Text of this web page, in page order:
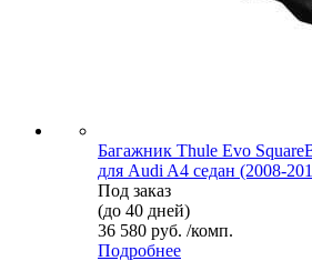
Багажник Thule Evo
для Audi A4 седан (2008-
Под заказ
(до 40 дней)
36 580 руб. /комп.
Подробнее